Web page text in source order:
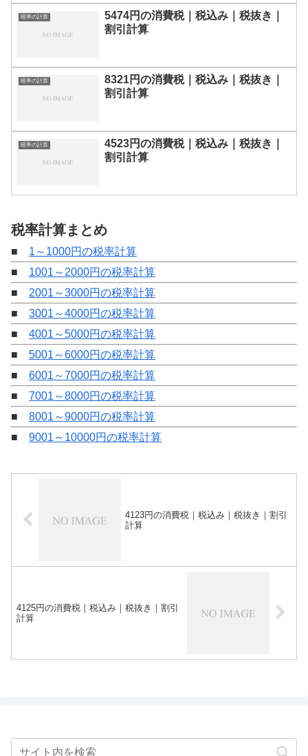
税率の計算
5474円の消費税｜税込み｜税抜き｜
割引計算
税率の計算
8321円の消費税｜税込み｜税抜き｜
割引計算
税率の計算
4523円の消費税｜税込み｜税抜き｜
割引計算
税率計算まとめ
■ 1～1000円の税率計算
■ 1001～2000円の税率計算
■ 2001～3000円の税率計算
■ 3001～4000円の税率計算
■ 4001～5000円の税率計算
■ 5001～6000円の税率計算
■ 6001～7000円の税率計算
■ 7001～8000円の税率計算
■ 8001～9000円の税率計算
■ 9001～10000円の税率計算
4123円の消費税｜税込み｜税抜き｜割引
計算
4125円の消費税｜税込み｜税抜き｜割引
計算